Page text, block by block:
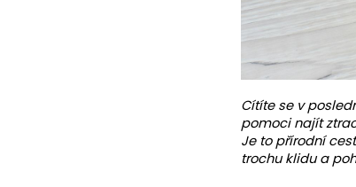
Cítíte se v
pomoci najít
Je to přírodní
trochu klidu a